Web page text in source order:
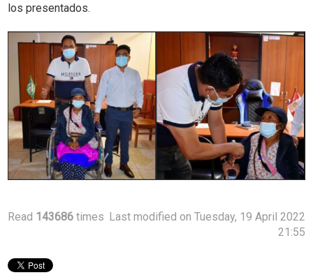
los presentados.
Read 143686 times Last modified on Tuesday, 19 April 2022
21:55